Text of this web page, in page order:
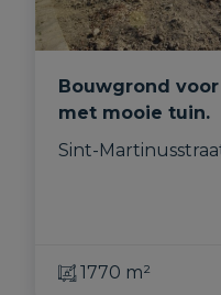
Bouwgrond
met mooie tuin.
Sint-
1770 m²